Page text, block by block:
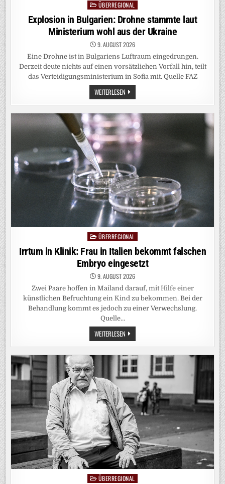
Posted
in
ÜBERREGIONAL
Explosion in Bulgarien: Drohne stammte laut
Ministerium wohl aus der Ukraine
9. AUGUST 2026
Eine Drohne ist in Bulgariens Luftraum eingedrungen.
Derzeit deute nichts auf einen vorsätzlichen Vorfall hin, teilt
das Verteidigungsministerium in Sofia mit. Quelle FAZ
WEITERLESEN EXPLOSION
IN
BULGARIEN:
DROHNE
STAMMTE
LAUT
MINISTERIUM
WOHL
AUS
DER
UKRAINE
PostedÜBERREGIONAL
Irrtum in Klinik: Frau in Italien bekommt falschen
Embryo eingesetzt
9. AUGUST 2026
Zwei Paare hoffen in Mailand darauf, mit Hilfe einer
künstlichen Befruchtung ein Kind zu bekommen. Bei der
Behandlung kommt es jedoch zu einer Verwechslung.
Quelle…
WEITERLESEN IRRTUM
IN
KLINIK:
FRAU
IN
ITALIEN
BEKOMMT
FALSCHEN
EMBRYO
EINGESETZT
PostedÜBERREGIONAL